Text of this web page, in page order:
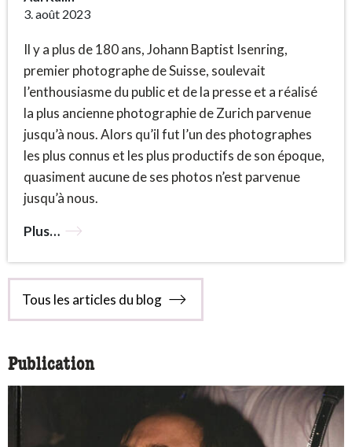
3. août 2023
Il y a plus de 180 ans, Johann Baptist Isenring,
premier photographe de Suisse, soulevait
l’enthousiasme du public et de la presse et a réalisé
la plus ancienne photographie de Zurich parvenue
jusqu’à nous. Alors qu’il fut l’un des photographes
les plus connus et les plus productifs de son époque,
quasiment aucune de ses photos n’est parvenue
jusqu’à nous.
Plus…
Tous les articles du blog
Publication